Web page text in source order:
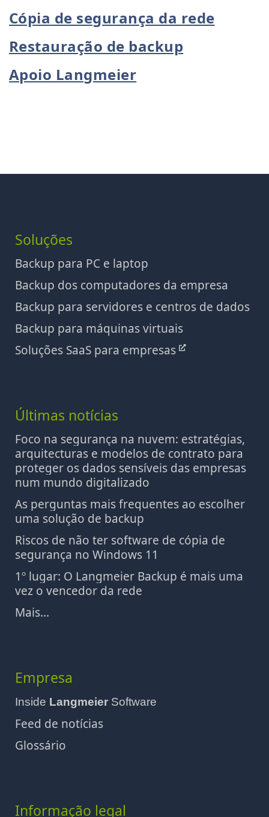
Cópia de segurança da rede
Restauração de backup
Apoio Langmeier
Soluções
Backup para PC e laptop
Backup dos computadores da empresa
Backup para servidores e centros de dados
Backup para máquinas virtuais
Soluções SaaS para empresas
Últimas notícias
Foco na segurança na nuvem: estratégias,
arquitecturas e modelos de contrato para
proteger os dados sensíveis das empresas
num mundo digitalizado
As perguntas mais frequentes ao escolher
uma solução de backup
Riscos de não ter software de cópia de
segurança no Windows 11
1º lugar: O Langmeier Backup é mais uma
vez o vencedor da rede
Mais...
Empresa
Inside Langmeier Software
Feed de notícias
Glossário
Informação legal